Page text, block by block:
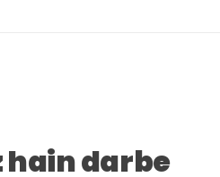
hain darbe